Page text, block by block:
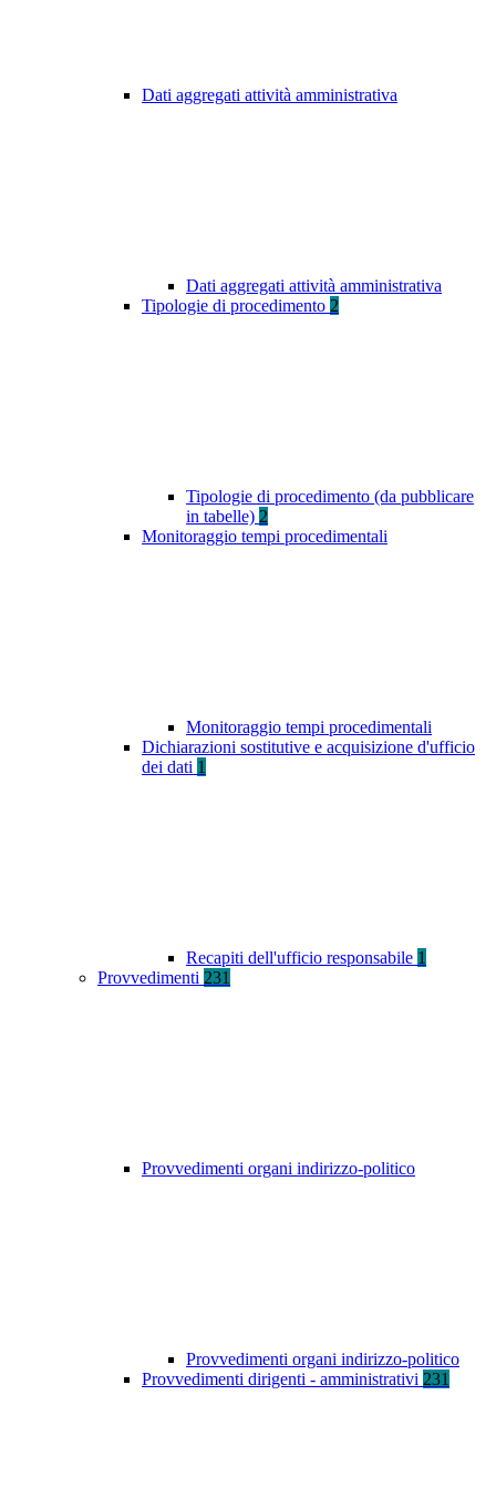
Dati aggregati attività amministrativa
Dati aggregati attività amministrativa
Tipologie di procedimento 2
Tipologie di procedimento (da pubblicare
in tabelle) 2
Monitoraggio tempi procedimentali
Monitoraggio tempi procedimentali
Dichiarazioni sostitutive e acquisizione d'ufficio
dei dati 1
Recapiti dell'ufficio responsabile 1
Provvedimenti 231
Provvedimenti organi indirizzo-politico
Provvedimenti organi indirizzo-politico
Provvedimenti dirigenti - amministrativi 231